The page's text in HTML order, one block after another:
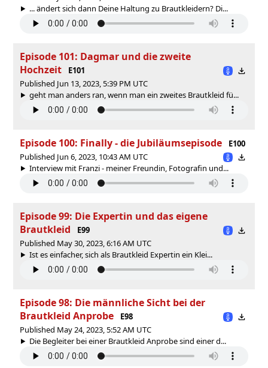
... ändert sich dann Deine Haltung zu Brautkleidern? Di...
Episode 101: Dagmar und die zweite
Hochzeit
E101
Published Jun 13, 2023, 5:39 PM UTC
geht man anders ran, wenn man ein zweites Brautkleid fü...
Episode 100: Finally - die Jubiläumsepisode
E100
Published Jun 6, 2023, 10:43 AM UTC
Interview mit Franzi - meiner Freundin, Fotografin und...
Episode 99: Die Expertin und das eigene
Brautkleid
E99
Published May 30, 2023, 6:16 AM UTC
Ist es einfacher, sich als Brautkleid Expertin ein Klei...
Episode 98: Die männliche Sicht bei der
Brautkleid Anprobe
E98
Published May 24, 2023, 5:52 AM UTC
Die Begleiter bei einer Brautkleid Anprobe sind einer d...